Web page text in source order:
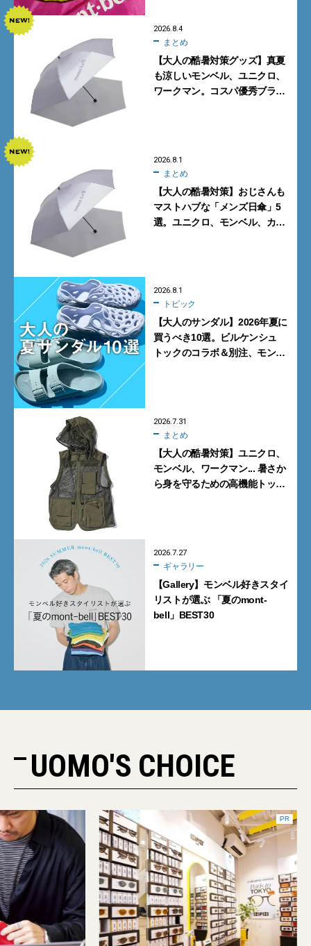
2026.8.4
まとめ
【大人の酷暑対策グッズ】真夏
も涼しいモンベル、ユニクロ、
ワークマン。コスパ優秀ブラン
2026.8.1
まとめ
【大人の酷暑対策】おじさんも
マストハブな「メンズ日傘」5
選。ユニクロ、モンベル、カリ
2026.8.1
トピック
【大人のサンダル】2026年夏に
買うべき10選。ビルケンシュ
トックのコラボ＆別注、モンベ
2026.7.31
まとめ
【大人の酷暑対策】ユニクロ、
モンベル、ワークマン... 暑さか
ら身を守るための高機能トップ
2026.7.27
ギャラリー
【Gallery】モンベル好きスタイ
リストが選ぶ 「夏のmont-
bell」BEST30
UOMO'S CHOICE